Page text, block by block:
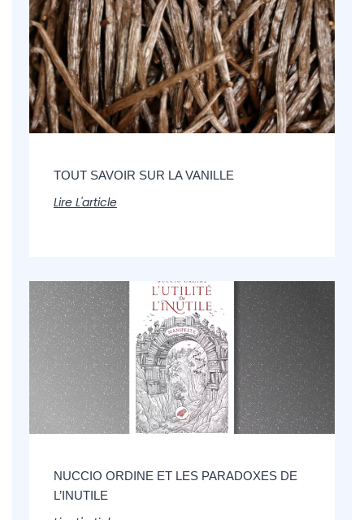
TOUT SAVOIR SUR LA VANILLE
Lire L'article
NUCCIO ORDINE ET LES PARADOXES DE
L’INUTILE